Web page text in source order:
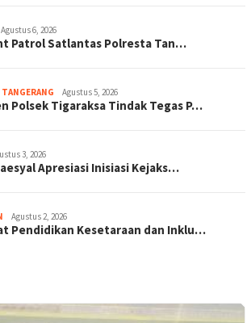
Agustus 6, 2026
Patrol Satlantas Polresta Tan…
TANGERANG Agustus 5, 2026
Polsek Tigaraksa Tindak Tegas P…
3, 2026
Apresiasi Inisiasi Kejaks…
Agustus 2, 2026
Pendidikan Kesetaraan dan Inklu…